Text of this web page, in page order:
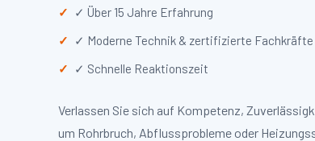
✓ Über 15 Jahre Erfahrung
✓ Moderne Technik & zertifizierte Fachkräfte
✓ Schnelle Reaktionszeit
Verlassen Sie sich auf Kompetenz,
um Rohrbruch, Abflussprobleme oder